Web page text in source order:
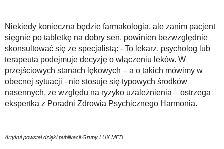
Niekiedy konieczna będzie farmakologia, ale zanim pacjent
sięgnie po tabletkę na dobry sen, powinien bezwzględnie
skonsultować się ze specjalistą: - To lekarz, psycholog lub
terapeuta podejmuje decyzję o włączeniu leków. W
przejściowych stanach lękowych – a o takich mówimy w
obecnej sytuacji - nie stosuje się typowych środków
nasennych, ze względu na ryzyko uzależnienia – ostrzega
ekspertka z Poradni Zdrowia Psychicznego Harmonia.
Artykuł powstał dzięki publikacji Grupy LUX MED